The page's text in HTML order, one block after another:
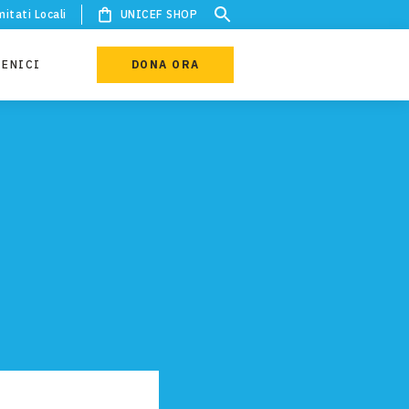
Locali UNICEF SHOP
DONA ORA